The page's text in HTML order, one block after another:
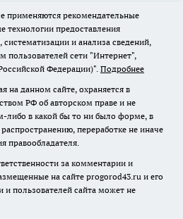
применяются рекомендательные
предоставления
и анализа сведений,
пользователей сети "Интернет",
Федерации)". Подробнее
на данном сайте, охраняется в
РФ об авторском праве и не
либо в какой бы то ни было форме, в
переработке не иначе
правообладателя.
за комментарии и
на сайте progorod43.ru и его
и пользователей сайта может не